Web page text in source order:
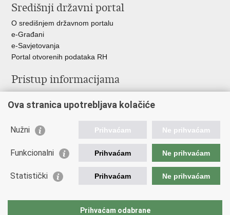
FacebookuTwitteru
Središnji državni portal
O središnjem državnom portalu
e-Građani
e-Savjetovanja
Portal otvorenih podataka RH
Pristup informacijama
Savjetovanje
Zapošljavanje
Odnosi s javnošću
Važne poveznice
Ministarstvo unutarnjih poslova
Ova stranica upotrebljava kolačiće
Nužni Prihvaćam Ne prihvaćam
Funkcionalni Prihvaćam Ne prihvaćam
Statistički Prihvaćam Ne prihvaćam
Prihvaćam odabrane